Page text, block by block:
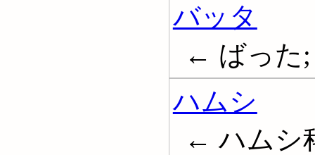
バッタ
← ばった;
ハムシ
← ハムシ